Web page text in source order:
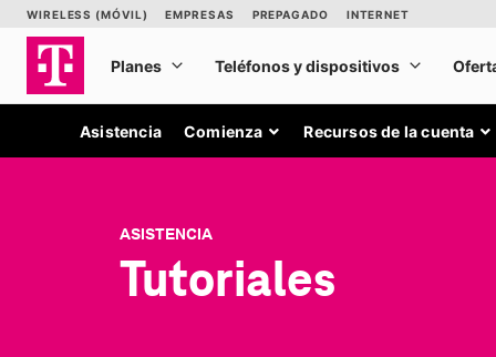
Asistencia Comienza Recursos de la cuenta
ASISTENCIA
Tutoriales